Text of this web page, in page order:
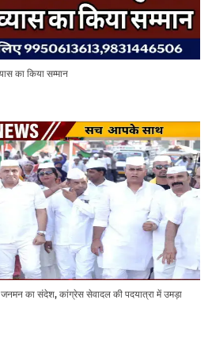
का किया सम्मान
का संदेश, कांग्रेस सेवादल की पदयात्रा में उमड़ा